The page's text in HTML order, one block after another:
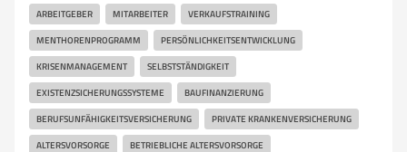
ARBEITGEBER MITARBEITER VERKAUFSTRAINING
MENTHORENPROGRAMM PERSÖNLICHKEITSENTWICKLUNG
KRISENMANAGEMENT SELBSTSTÄNDIGKEIT
EXISTENZSICHERUNGSSYSTEME BAUFINANZIERUNG
BERUFSUNFÄHIGKEITSVERSICHERUNG PRIVATE KRANKENVERSICHERUNG
ALTERSVORSORGE BETRIEBLICHE ALTERSVORSORGE